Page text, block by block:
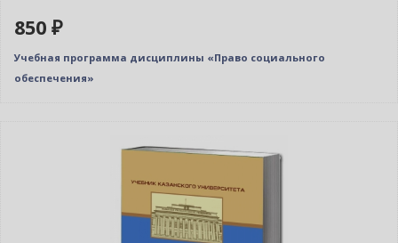
850 ₽
Учебная программа дисциплины «Право социального
обеспечения»